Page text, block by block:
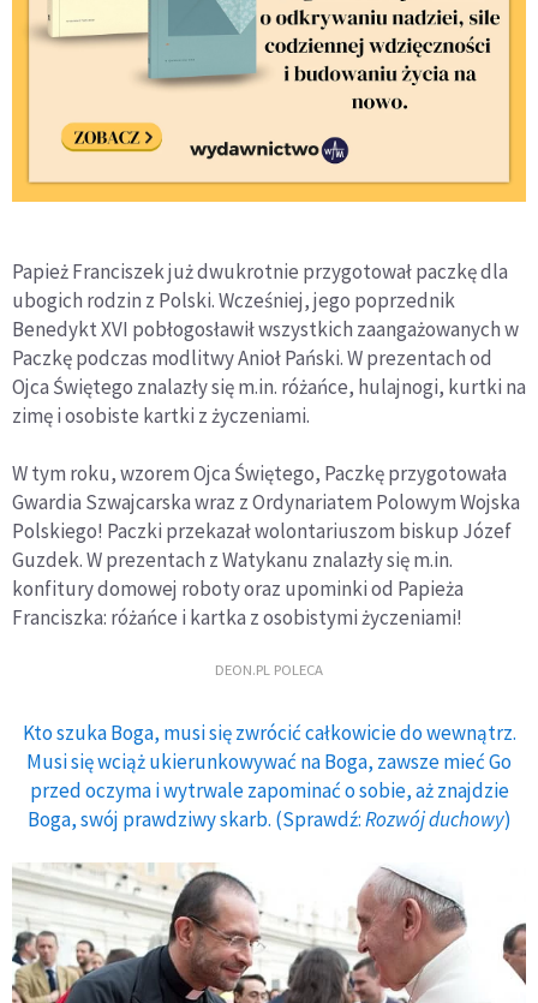
Papież Franciszek już dwukrotnie przygotował paczkę dla
ubogich rodzin z Polski. Wcześniej, jego poprzednik
Benedykt XVI pobłogosławił wszystkich zaangażowanych w
Paczkę podczas modlitwy Anioł Pański. W prezentach od
Ojca Świętego znalazły się m.in. różańce, hulajnogi, kurtki na
zimę i osobiste kartki z życzeniami.
W tym roku, wzorem Ojca Świętego, Paczkę przygotowała
Gwardia Szwajcarska wraz z Ordynariatem Polowym Wojska
Polskiego! Paczki przekazał wolontariuszom biskup Józef
Guzdek. W prezentach z Watykanu znalazły się m.in.
konfitury domowej roboty oraz upominki od Papieża
Franciszka: różańce i kartka z osobistymi życzeniami!
DEON.PL POLECA
Kto szuka Boga, musi się zwrócić całkowicie do wewnątrz.
Musi się wciąż ukierunkowywać na Boga, zawsze mieć Go
przed oczyma i wytrwale zapominać o sobie, aż znajdzie
Boga, swój prawdziwy skarb. (Sprawdź:Rozwój duchowy)